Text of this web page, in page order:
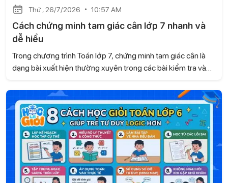
Thứ , 26/7/2026 10:57 AM
Cách chứng minh tam giác cân lớp 7 nhanh và
dễ hiểu
Trong chương trình Toán lớp 7, chứng minh tam giác cân là
dạng bài xuất hiện thường xuyên trong các bài kiểm tra và
tam giác cân cũng như vận dụng linh hoạt các tính chất hình
học. Hãy cùng Học là Giỏi tìm hiểu cách chứng minh tam giác
cân lớp 7 nhanh và dễ hiểu ngay sau đây.